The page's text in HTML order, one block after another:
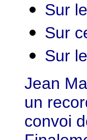
Sur
Sur
Sur
Jean
un
convoi